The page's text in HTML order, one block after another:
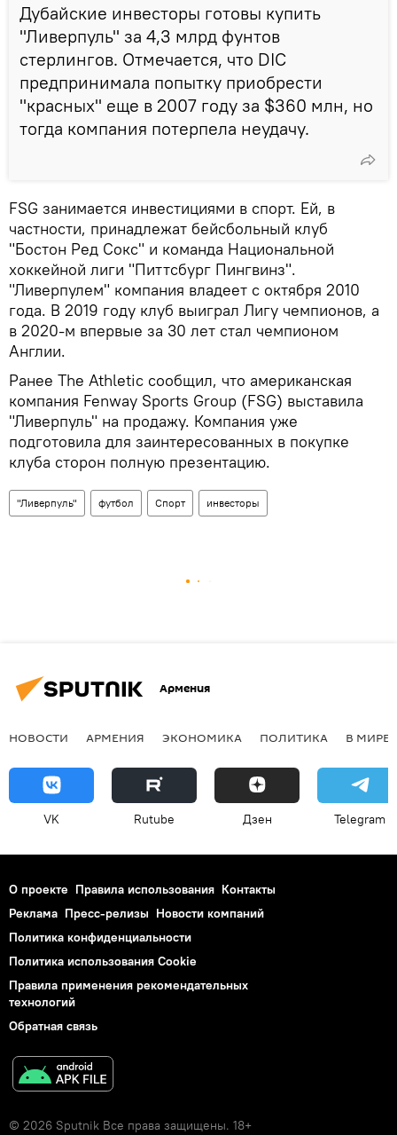
Дубайские инвесторы готовы купить
"Ливерпуль" за 4,3 млрд фунтов
стерлингов. Отмечается, что DIC
предпринимала попытку приобрести
"красных" еще в 2007 году за $360 млн, но
тогда компания потерпела неудачу.
FSG занимается инвестициями в спорт. Ей, в
частности, принадлежат бейсбольный клуб
"Бостон Ред Сокс" и команда Национальной
хоккейной лиги "Питтсбург Пингвинз".
"Ливерпулем" компания владеет с октября 2010
года. В 2019 году клуб выиграл Лигу чемпионов, а
в 2020-м впервые за 30 лет стал чемпионом
Англии.
Ранее The Athletic сообщил, что американская
компания Fenway Sports Group (FSG) выставила
"Ливерпуль" на продажу. Компания уже
подготовила для заинтересованных в покупке
клуба сторон полную презентацию.
"Ливерпуль" футбол Спорт инвесторы
Армения
НОВОСТИ АРМЕНИЯ ЭКОНОМИКА ПОЛИТИКА В МИРЕ
VK Rutube Дзен Telegram
О проекте Правила использования Контакты
Реклама Пресс-релизы Новости компаний
Политика конфиденциальности
Политика использования Cookie
Правила применения рекомендательных
технологий
Обратная связь
© 2026 Sputnik Все права защищены. 18+